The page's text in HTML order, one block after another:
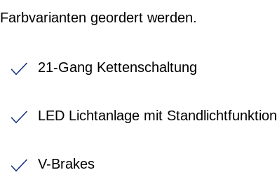
Farbvarianten geordert werden.
21-Gang Kettenschaltung
LED Lichtanlage mit Standlichtfunktion
V-Brakes